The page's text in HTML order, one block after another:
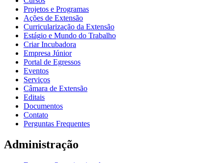
Projetos e Programas
Ações de Extensão
Curricularização da Extensão
Estágio e Mundo do Trabalho
Criar Incubadora
Empresa Júnior
Portal de Egressos
Eventos
Serviços
Câmara de Extensão
Editais
Documentos
Contato
Perguntas Frequentes
Administração